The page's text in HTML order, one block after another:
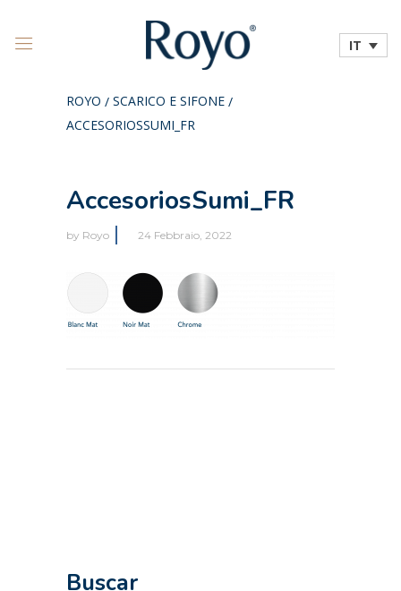
IT
ROYO / SCARICO E SIFONE /
ACCESORIOSSUMI_FR
AccesoriosSumi_FR
by Royo 24 Febbraio, 2022
Buscar